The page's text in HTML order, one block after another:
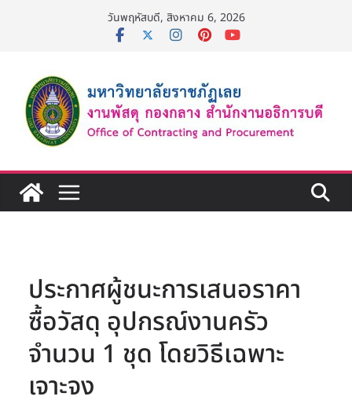
วันพฤหัสบดี, สิงหาคม 6, 2026
ประกาศผู้ชนะการเสนอราคา
ซื้อวัสดุ อุปกรณ์งานครัว
จำนวน 1 ชุด โดยวิธีเฉพาะ
เจาะจง